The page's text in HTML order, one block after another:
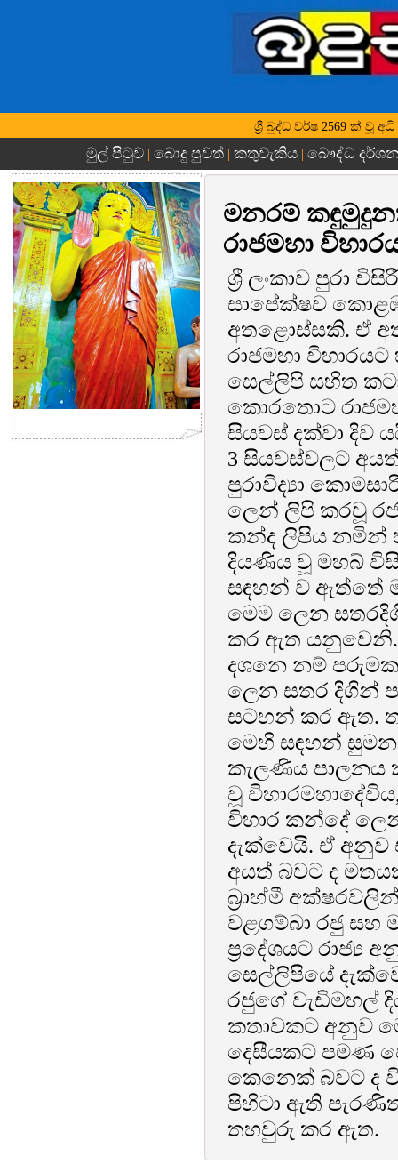
ශ්‍රී බුද්ධ වර්ෂ 2569 ක් වූ
මුල් පිටුව | බොදු පුවත් | කතුවැකිය | බෞද්ධ
මනරම්
රාජමහා
ශ්‍රී ලංකාව පුරා
සාපේක්ෂව කොළඹ
අතළොස්සකි. ඒ
රාජමහා
සෙල්ලිපි සහිත
කොරතොට
සියවස් දක්වා දිව
3 සියවස්වලට
පුරාවිද්‍යා
ලෙන් ලිපි කරවූ
කන්ද ලිපිය නමින්
දියණිය වූ මහබ්
සඳහන් ව ඇත්තේ
මෙම ලෙන
කර ඇත යනුවෙනි.
දශනෙ නම්
ලෙන සතර දිගින්
සටහන් කර ඇත.
මෙහි සඳහන්
කැලණිය පාලනය
වූ
විහාර කන්දේ
දැක්වෙයි. ඒ
අයත් බවට ද
බ්‍රාහ්මී
වළගම්බා රජු සහ
ප්‍රදේශයට රාජ්‍ය
සෙල්ලිපියේ
රජුගේ වැඩිමහල්
කතාවකට අනුව
දෙසීයකට පමණ
කෙනෙක් බවට ද
පිහිටා ඇති
තහවුරු කර ඇත.